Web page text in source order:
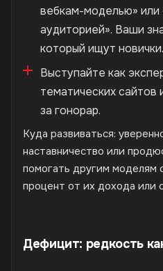
вебкам-моделью»
аудиторией». Ваши
который ищут новички.
Выступайте как
тематических сайтов
за гонорар.
Куда развиваться:
наставничество или
помогать другим моделям
процент от их дохода или
Дефицит: редкость